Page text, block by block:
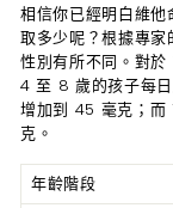
相信你已經明白維
取多少呢？根據專
性別有所不同。對於
4 至 8 歲的孩子每
增加到 45 毫克；而
克。
年齡階段